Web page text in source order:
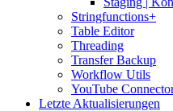
Stringfunctions+
Table Editor
Threading
Transfer Backup
Workflow Utils
YouTube
Letzte Aktualisierungen